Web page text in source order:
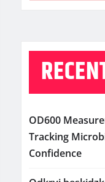
OD600
Tracking
Confidence